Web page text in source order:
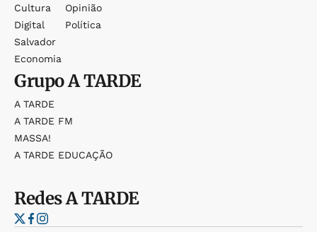
Cultura
Digital
Salvador
Economia
Opinião
Política
GrupoA TARDE
A TARDE
A TARDE FM
MASSA!
A TARDE EDUCAÇÃO
RedesA TARDE